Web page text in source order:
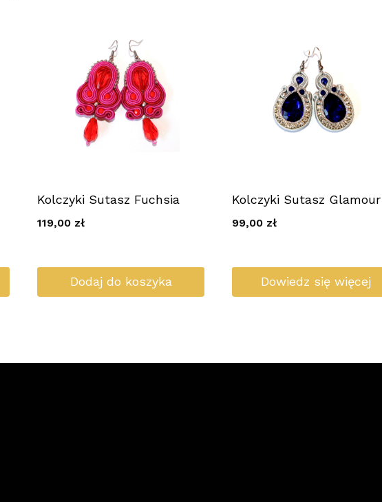
Kolczyki Sutasz Fuchsia
119,00 zł
Dodaj do koszyka
Kolczyki Sutasz Glamour
99,00 zł
Dowiedz się więcej